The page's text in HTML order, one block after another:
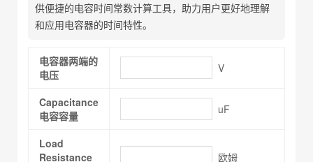
供便捷的电容时间常数计算工具，助力用户更好地理解
和应用电容器的时间特性。
电容器两端的
电压
V
Capacitance
电容容量
uF
Load
Resistance
欧姆